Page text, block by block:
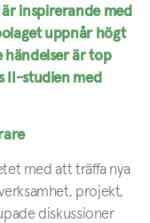
inspirerande med
uppnår högt
händelser är top
II-studien med
med att träffa nya
projekt,
diskussioner